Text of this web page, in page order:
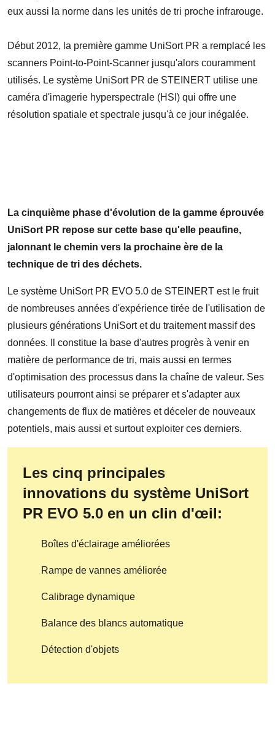
eux aussi la norme dans les unités de tri proche infrarouge.
Début 2012, la première gamme UniSort PR a remplacé les
scanners Point-to-Point-Scanner jusqu'alors couramment
utilisés. Le système UniSort PR de STEINERT utilise une
caméra d'imagerie hyperspectrale (HSI) qui offre une
résolution spatiale et spectrale jusqu'à ce jour inégalée.
La cinquième phase d'évolution de la gamme éprouvée
UniSort PR repose sur cette base qu'elle peaufine,
jalonnant le chemin vers la prochaine ère de la
technique de tri des déchets.
Le système UniSort PR EVO 5.0 de STEINERT est le fruit
de nombreuses années d'expérience tirée de l'utilisation de
plusieurs générations UniSort et du traitement massif des
données. Il constitue la base d'autres progrès à venir en
matière de performance de tri, mais aussi en termes
d'optimisation des processus dans la chaîne de valeur. Ses
utilisateurs pourront ainsi se préparer et s'adapter aux
changements de flux de matières et déceler de nouveaux
potentiels, mais aussi et surtout exploiter ces derniers.
Les cinq principales
innovations du système UniSort
PR EVO 5.0 en un clin d'œil:
Boîtes d'éclairage améliorées
Rampe de vannes améliorée
Calibrage dynamique
Balance des blancs automatique
Détection d'objets